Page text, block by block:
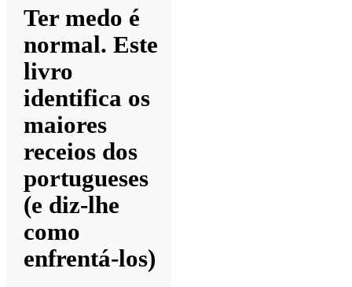
Ter medo é
normal. Este
livro
identifica os
maiores
receios dos
portugueses
(e diz-lhe
como
enfrentá-los)